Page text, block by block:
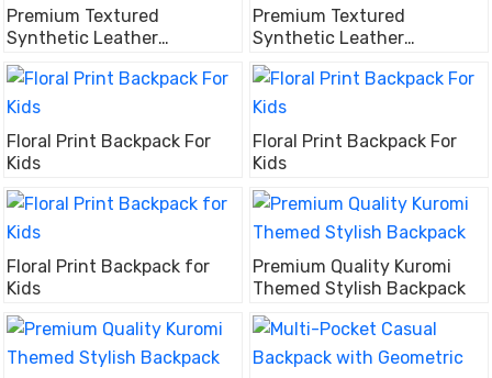
Premium Textured
Synthetic Leather
Backpack
Premium Textured
Synthetic Leather
Backpack
Floral Print Backpack For
Kids
Floral Print Backpack For
Kids
Floral Print Backpack for
Kids
Premium Quality Kuromi
Themed Stylish Backpack